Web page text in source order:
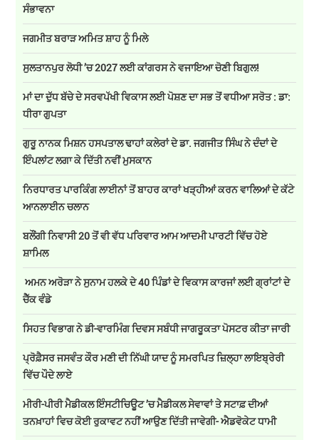
ਸੰਭਾਵਨਾ
ਜਗਮੀਤ ਬਰਾੜ ਅਮਿਤ ਸ਼ਾਹ ਨੂੰ ਮਿਲੇ
ਸੁਲਤਾਨਪੁਰ ਲੋਧੀ ’ਚ 2027 ਲਈ ਕਾਂਗਰਸ ਨੇ ਵਜਾਇਆ ਚੋਣੀ ਬਿਗੁਲ!
ਮਾਂ ਦਾ ਦੁੱਧ ਬੱਚੇ ਦੇ ਸਰਵਪੱਖੀ ਵਿਕਾਸ ਲਈ ਪੋਸ਼ਣ ਦਾ ਸਭ ਤੋਂ ਵਧੀਆ ਸਰੋਤ : ਡਾ:
ਧੀਰਾ ਗੁਪਤਾ
ਗੁਰੂ ਨਾਨਕ ਮਿਸ਼ਨ ਹਸਪਤਾਲ ਢਾਹਾਂ ਕਲੇਰਾਂ ਦੇ ਡਾ. ਜਗਜੀਤ ਸਿੰਘ ਨੇ ਦੰਦਾਂ ਦੇ
ਇੰਪਲਾਂਟ ਲਗਾ ਕੇ ਦਿੱਤੀ ਨਵੀਂ ਮੁਸਕਾਨ
ਨਿਰਧਾਰਤ ਪਾਰਕਿੰਗ ਲਾਈਨਾਂ ਤੋਂ ਬਾਹਰ ਕਾਰਾਂ ਖੜ੍ਹੀਆਂ ਕਰਨ ਵਾਲਿਆਂ ਦੇ ਕੱਟੇ
ਆਨਲਾਈਨ ਚਲਾਨ
ਬਲੌਂਗੀ ਨਿਵਾਸੀ 20 ਤੋਂ ਵੀ ਵੱਧ ਪਰਿਵਾਰ ਆਮ ਆਦਮੀ ਪਾਰਟੀ ਵਿੱਚ ਹੋਏ
ਸ਼ਾਮਿਲ
ਅਮਨ ਅਰੋੜਾ ਨੇ ਸੁਨਾਮ ਹਲਕੇ ਦੇ 40 ਪਿੰਡਾਂ ਦੇ ਵਿਕਾਸ ਕਾਰਜਾਂ ਲਈ ਗ੍ਰਾਂਟਾਂ ਦੇ
ਚੈੱਕ ਵੰਡੇ
ਸਿਹਤ ਵਿਭਾਗ ਨੇ ਡੀ-ਵਾਰਮਿੰਗ ਦਿਵਸ ਸਬੰਧੀ ਜਾਗਰੂਕਤਾ ਪੋਸਟਰ ਕੀਤਾ ਜਾਰੀ
ਪ੍ਰੋਫ਼ੈਸਰ ਜਸਵੰਤ ਕੌਰ ਮਣੀ ਦੀ ਨਿੱਘੀ ਯਾਦ ਨੂੰ ਸਮਰਪਿਤ ਜ਼ਿਲ੍ਹਾ ਲਾਇਬ੍ਰੇਰੀ
ਵਿੱਚ ਪੌਦੇ ਲਾਏ
ਮੀਰੀ-ਪੀਰੀ ਮੈਡੀਕਲ ਇੰਸਟੀਚਿਊਟ ’ਚ ਮੈਡੀਕਲ ਸੇਵਾਵਾਂ ਤੇ ਸਟਾਫ਼ ਦੀਆਂ
ਤਨਖ਼ਾਹਾਂ ਵਿਚ ਕੋਈ ਰੁਕਾਵਟ ਨਹੀਂ ਆਉਣ ਦਿੱਤੀ ਜਾਵੇਗੀ- ਐਡਵੋਕੇਟ ਧਾਮੀ